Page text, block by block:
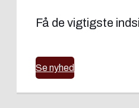
Få de vigtigste
Se nyhed